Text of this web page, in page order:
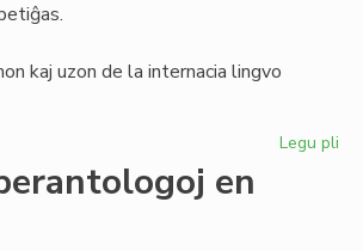
kaj uzon de la internacia lingvo
Legu pli
en